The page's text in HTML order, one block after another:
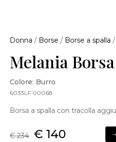
Donna / Borse / Borse a spalla /
Melania
Colore: Burro
6033LF.00068
Borsa a spalla con tracolla
€ 234 € 140 -